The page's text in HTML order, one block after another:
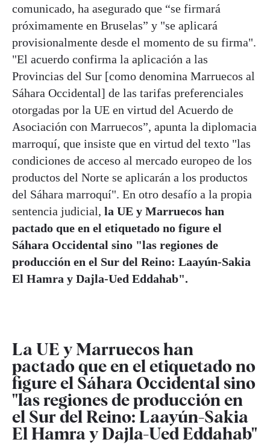
comunicado, ha asegurado que “se firmará
próximamente en Bruselas” y "se aplicará
provisionalmente desde el momento de su firma".
"El acuerdo confirma la aplicación a las
Provincias del Sur [como denomina Marruecos al
Sáhara Occidental] de las tarifas preferenciales
otorgadas por la UE en virtud del Acuerdo de
Asociación con Marruecos”, apunta la diplomacia
marroquí, que insiste que en virtud del texto "las
condiciones de acceso al mercado europeo de los
productos del Norte se aplicarán a los productos
del Sáhara marroquí". En otro desafío a la propia
sentencia judicial, la UE y Marruecos han
pactado que en el etiquetado no figure el
Sáhara Occidental sino "las regiones de
producción en el Sur del Reino: Laayún-Sakia
El Hamra y Dajla-Ued Eddahab".
La UE y Marruecos han
pactado que en el etiquetado no
figure el Sáhara Occidental sino
"las regiones de producción en
el Sur del Reino: Laayún-Sakia
El Hamra y Dajla-Ued Eddahab"